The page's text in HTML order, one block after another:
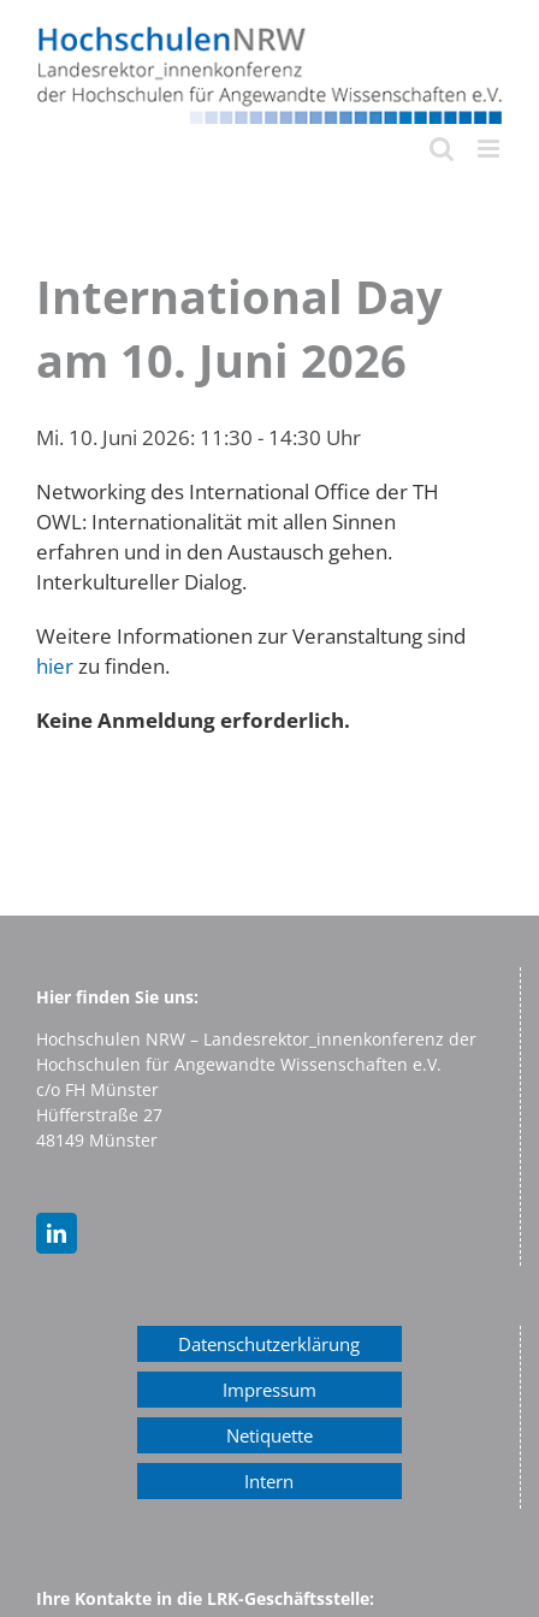
Inhalt
springen
International Day
am 10. Juni 2026
Mi. 10. Juni 2026: 11:30 - 14:30 Uhr
Networking des International Office der TH
OWL: Internationalität mit allen Sinnen
erfahren und in den Austausch gehen.
Interkultureller Dialog.
Weitere Informationen zur Veranstaltung sind
hierzu finden.
Keine Anmeldung erforderlich.
Hier finden Sie uns:
Hochschulen NRW – Landesrektor_innenkonferenz der
Hochschulen für Angewandte Wissenschaften e.V.
c/o FH Münster
Hüfferstraße 27
48149 Münster
Datenschutzerklärung
Impressum
Netiquette
Intern
Ihre Kontakte in die LRK-Geschäftsstelle: